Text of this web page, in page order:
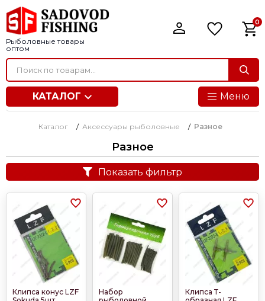
Рыболовные товары
оптом
0
КАТАЛОГ Меню
Каталог / Аксессуары рыболовные / Разное
Разное
Показать фильтр
Клипса конус LZF
Набор
Клипса Т-